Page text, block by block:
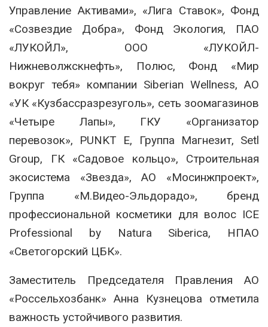
Управление Активами», «Лига Ставок», Фонд
«Созвездие Добра», Фонд Экология, ПАО
«ЛУКОЙЛ», ООО «ЛУКОЙЛ-
Нижневолжскнефть», Полюс, Фонд «Мир
вокруг тебя» компании Siberian Wellness, АО
«УК «Кузбассразрезуголь», сеть зоомагазинов
«Четыре Лапы», ГКУ «Организатор
перевозок», PUNKT E, Группа Магнезит, Setl
Group, ГК «Садовое кольцо», Строительная
экосистема «Звезда», АО «Мосинжпроект»,
Группа «М.Видео-Эльдорадо», бренд
профессиональной косметики для волос ICE
Professional by Natura Siberica, НПАО
«Светогорский ЦБК».
Заместитель Председателя Правления АО
«Россельхозбанк» Анна Кузнецова отметила
важность устойчивого развития.